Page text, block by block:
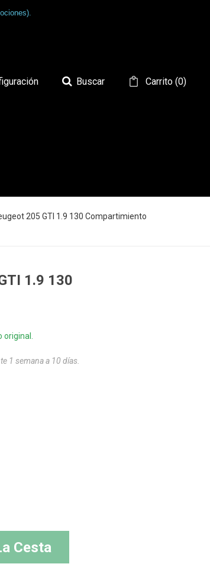
Carrito(0)
Buscar
205 GTI 1.9 130 Compartimiento
1.9 130
1 semana a 10 días.
Cesta